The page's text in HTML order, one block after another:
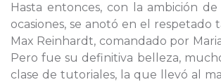
Hasta entonces, con la ambición
ocasiones, se anotó en el respetado
Max Reinhardt, comandado por
Pero fue su definitiva belleza,
clase de tutoriales, la que llevó al